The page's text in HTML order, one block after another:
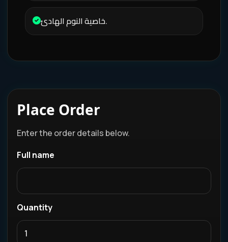
خاصية النوم الهادئ.
Place Order
Enter the order details below.
Full name
Quantity